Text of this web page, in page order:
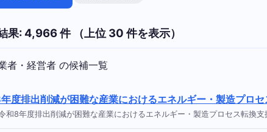
果: 4,966 件 （上位 30 件を表示）
者・経営者 の候補一覧
度排出削減が困難な産業におけるエネルギー・製造プロ
和8年度排出削減が困難な産業におけるエネルギー・製造プロセス転換